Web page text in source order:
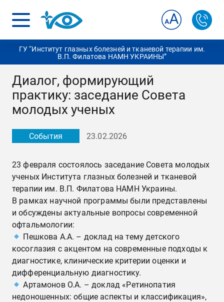
ГУ “Институт глазных болезней и тканевой терапии им.
В.П. Филатова НАМН УКРАИНЫ”
Диалог, формирующий
практику: заседание Совета
молодых ученых
События 23.02.2026
23 февраля состоялось заседание Совета молодых
ученых Института глазных болезней и тканевой
терапии им. В.П. Филатова НАМН Украины.
В рамках научной программы были представлены
и обсуждены актуальные вопросы современной
офтальмологии:
Пешкова А.А. – доклад на тему детского
косоглазия с акцентом на современные подходы к
диагностике, клинические критерии оценки и
дифференциальную диагностику.
Артамонов О.А. – доклад «Ретинопатия
недоношенных: общие аспекты и классификация»,